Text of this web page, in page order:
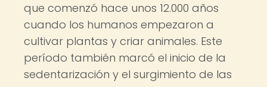
que comenzó hace unos 12.000 años
cuando los humanos empezaron a
cultivar plantas y criar animales. Este
período también marcó el inicio de la
sedentarización y el surgimiento de las